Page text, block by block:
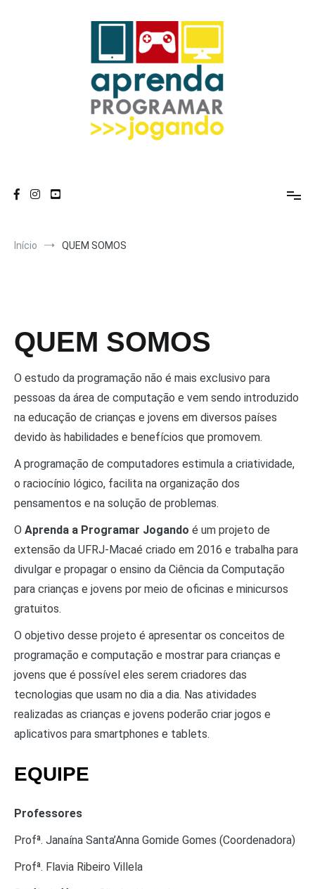
Início QUEM SOMOS
QUEM SOMOS
O estudo da programação não é mais exclusivo para
pessoas da área de computação e vem sendo introduzido
na educação de crianças e jovens em diversos países
devido às habilidades e benefícios que promovem.
A programação de computadores estimula a criatividade,
o raciocínio lógico, facilita na organização dos
pensamentos e na solução de problemas.
O Aprenda a Programar Jogando é um projeto de
extensão da UFRJ-Macaé criado em 2016 e trabalha para
divulgar e propagar o ensino da Ciência da Computação
para crianças e jovens por meio de oficinas e minicursos
gratuitos.
O objetivo desse projeto é apresentar os conceitos de
programação e computação e mostrar para crianças e
jovens que é possível eles serem criadores das
tecnologias que usam no dia a dia. Nas atividades
realizadas as crianças e jovens poderão criar jogos e
aplicativos para smartphones e tablets.
EQUIPE
Professores
Profª. Janaína Santa’Anna Gomide Gomes (Coordenadora)
Profª. Flavia Ribeiro Villela